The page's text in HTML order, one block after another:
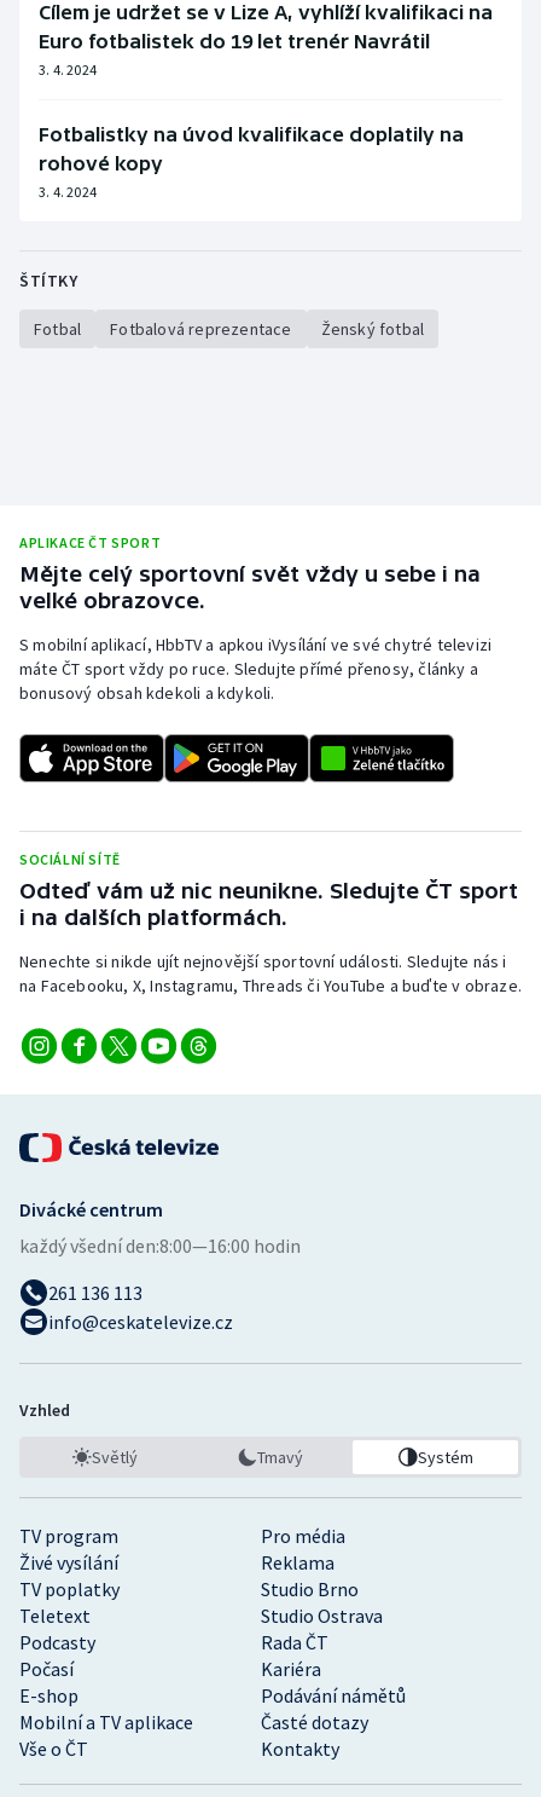
Cílem je udržet se v Lize A, vyhlíží kvalifikaci na
Euro fotbalistek do 19 let trenér Navrátil
3. 4. 2024
Fotbalistky na úvod kvalifikace doplatily na
rohové kopy
3. 4. 2024
ŠTÍTKY
Fotbal Fotbalová reprezentace Ženský fotbal
APLIKACE ČT SPORT
Mějte celý sportovní svět vždy u sebe i na
velké obrazovce.
S mobilní aplikací, HbbTV a apkou iVysílání ve své chytré televizi
máte ČT sport vždy po ruce. Sledujte přímé přenosy, články a
bonusový obsah kdekoli a kdykoli.
SOCIÁLNÍ SÍTĚ
Odteď vám už nic neunikne. Sledujte ČT sport
i na dalších platformách.
Nenechte si nikde ujít nejnovější sportovní události. Sledujte nás i
na Facebooku, X, Instagramu, Threads či YouTube a buďte v obraze.
TV program
Pro média
Živé vysílání
Reklama
TV poplatky
Studio Brno
Teletext
Studio Ostrava
Podcasty
Rada ČT
Počasí
Kariéra
E-shop
Podávání námětů
Mobilní a TV aplikace
Časté dotazy
Vše o ČT
Kontakty
Divácké centrum
každý všední den:8:00—16:00 hodin
261 136 113
info@ceskatelevize.cz
Vzhled
Světlý Tmavý Systém